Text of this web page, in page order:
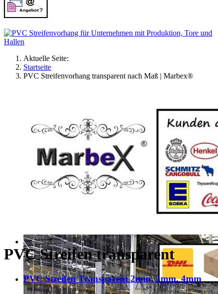
Aktuelle Seite:
Startseite
PVC Streifenvorhang transparent nach Maß | Marbex®
PVC Streifen transparent
PVC Streifen Transparent 2mm, 3mm, 4mm